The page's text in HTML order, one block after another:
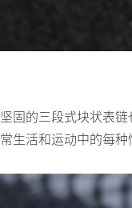
坚固的三段式块状表
常生活和运动中的每种